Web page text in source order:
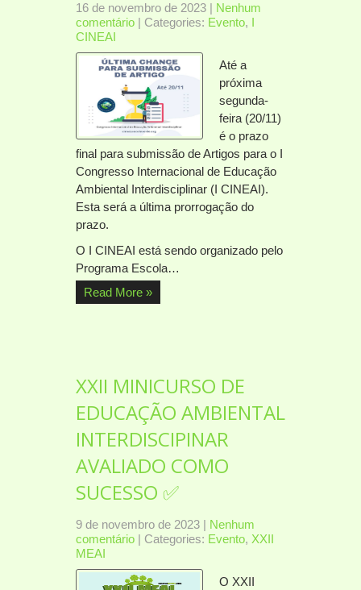
16 de novembro de 2023 | Nenhum
comentário | Categories: Evento, I
CINEAI
Até a
próxima
segunda-
feira (20/11)
é o prazo
final para submissão de Artigos para o I
Congresso Internacional de Educação
Ambiental Interdisciplinar (I CINEAI).
Esta será a última prorrogação do
prazo.
O I CINEAI está sendo organizado pelo
Programa Escola…
Read More »
XXII MINICURSO DE
EDUCAÇÃO AMBIENTAL
INTERDISCIPINAR
AVALIADO COMO
SUCESSO ✅
9 de novembro de 2023 | Nenhum
comentário | Categories: Evento, XXII
MEAI
O XXII